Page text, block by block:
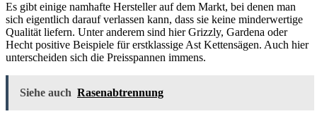
Es gibt einige namhafte Hersteller auf dem Markt, bei denen man
sich eigentlich darauf verlassen kann, dass sie keine minderwertige
Qualität liefern. Unter anderem sind hier Grizzly, Gardena oder
Hecht positive Beispiele für erstklassige Ast Kettensägen. Auch hier
unterscheiden sich die Preisspannen immens.
Siehe auch Rasenabtrennung